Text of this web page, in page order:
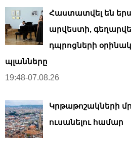
Հաստատվել են
արվեստի,
դպրոցների
պլանները
19:48-07.08.26
Կրթաթոշակների
ուսանելու համար